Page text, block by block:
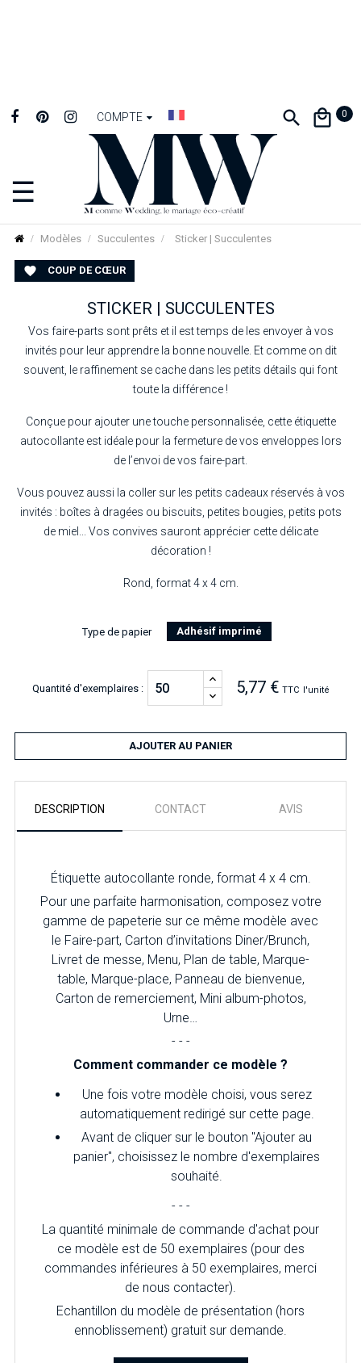
COMPTE 0
Basculer
la
navigation
☰
Modèles Succulentes Sticker | Succulentes
 COUP DE CŒUR
STICKER | SUCCULENTES
Vos faire-parts sont prêts et il est temps de les envoyer à vos
invités pour leur apprendre la bonne nouvelle. Et comme on dit
souvent, le raffinement se cache dans les petits détails qui font
toute la différence !
Conçue pour ajouter une touche personnalisée, cette étiquette
autocollante est idéale pour la fermeture de vos enveloppes lors
de l’envoi de vos faire-part.
Vous pouvez aussi la coller sur les petits cadeaux réservés à vos
invités : boîtes à dragées ou biscuits, petites bougies, petits pots
de miel... Vos convives sauront apprécier cette délicate
décoration !
Rond, format 4 x 4 cm.
Type de papier Adhésif imprimé
Quantité d'exemplaires : 5,77 € TTC l'unité
AJOUTER AU PANIER
DESCRIPTION CONTACT AVIS
Étiquette autocollante ronde, format 4 x 4 cm.
Pour une parfaite harmonisation, composez votre
gamme de papeterie sur ce même modèle avec
le Faire-part, Carton d’invitations Diner/Brunch,
Livret de messe, Menu, Plan de table, Marque-
table, Marque-place, Panneau de bienvenue,
Carton de remerciement, Mini album-photos,
Urne…
- - -
Comment commander ce modèle ?
Une fois votre modèle choisi, vous serez
automatiquement redirigé sur cette page.
Avant de cliquer sur le bouton "Ajouter au
panier", choisissez le nombre d'exemplaires
souhaité.
- - -
La quantité minimale de commande d'achat pour
ce modèle est de 50 exemplaires (pour des
commandes inférieures à 50 exemplaires, merci
de nous contacter).
Echantillon du modèle de présentation (hors
ennoblissement) gratuit sur demande.